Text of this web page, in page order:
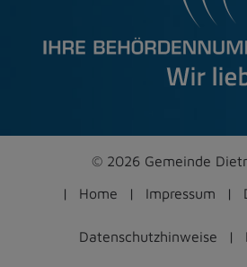
© 2026 Gemeinde
Home
Impressum
Datenschutzhinweise